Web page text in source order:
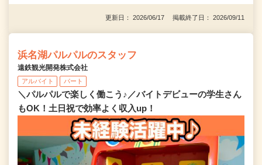
更新日： 2026/06/17 掲載終了日： 2026/09/11
浜名湖パルパルのスタッフ
遠鉄観光開発株式会社
アルバイト パート
＼パルパルで楽しく働こう♪／バイトデビューの学生さん
もOK！土日祝で効率よく収入up！